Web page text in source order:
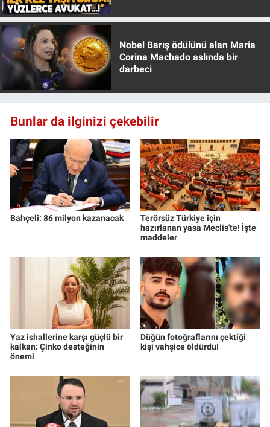
Nobel Barış ödülünü alan Maria
Corina Machado aslında bir
darbeci
Bunlar da ilginizi çekebilir
Bahçeli: 86 milyon kazanacak
Terörsüz Türkiye için
hazırlanan yasa Meclis'te! İşte
maddeler
Yaz ishallerine karşı güçlü bir
kalkan: Çinko desteğinin
önemi
Düğün fotoğraflarını çektiği
kişi vahşice öldürdü!
Spor
Teknoloji
Türkiye'nin Geleceği
Yerel Gündem
Yerel Yaşam
Canlı Yayın